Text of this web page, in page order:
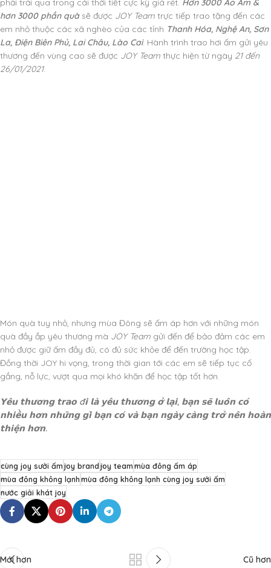
phải trải qua trong cái thời tiết cực kỳ giá rét. Hơn 3000 Áo Ấm &
hơn 3000 phần quà sẽ được JOY Team trực tiếp trao tặng đến các
em nhỏ thuộc các xã nghèo của các tỉnh Thanh Hóa, Nghệ An, Sơn
La, Điện Biên Phủ, Lai Châu, Lào Cai. Hành trình trao hơi ấm gửi yêu
thương đến vùng cao sẽ được JOY Team thực hiện từ ngày 21 đến
26/01/2021.
Món quà tuy nhỏ, nhưng mùa Đông sẽ ấm áp hơn với những món
quà đầy ắp yêu thương mà JOY Team gửi đến để bảo đảm các em
nhỏ được giữ ấm đầy đủ, có đủ sức khỏe để đến trường học tập.
Đồng thời JOY hi vọng, trong thời gian tới các em sẽ tiếp tục cố
gắng, nỗ lực, vượt qua mọi khó khăn để học tập tốt hơn.
𝗬𝗲̂𝘂 𝘁𝗵𝘂̛𝗼̛𝗻𝗴 𝘁𝗿𝗮𝗼 đ𝗶 𝗹𝗮̀ 𝘆𝗲̂𝘂 𝘁𝗵𝘂̛𝗼̛𝗻𝗴 𝗼̛̉ 𝗹𝗮̣𝗶, 𝗯𝗮̣𝗻 𝘀𝗲̃ 𝗹𝘂𝗼̂𝗻 𝗰𝗼́
𝗻𝗵𝗶𝗲̂̀𝘂 𝗵𝗼̛𝗻 𝗻𝗵𝘂̛̃𝗻𝗴 𝗴𝗶̀ 𝗯𝗮̣𝗻 𝗰𝗼́ 𝘃𝗮̀ 𝗯𝗮̣𝗻 𝗻𝗴𝗮̀𝘆 𝗰𝗮̀𝗻𝗴 𝘁𝗿𝗼̛̉ 𝗻𝗲̂𝗻 𝗵𝗼𝗮̀𝗻
𝘁𝗵𝗶𝗲̣̂𝗻 𝗵𝗼̛𝗻.
cùng joy sưởi ấmjoy brandjoy teammùa đông ấm áp
mùa đông không lạnhmùa đông không lạnh cùng joy sưởi ấm
nước giải khát joy
Mới hơn Cũ hơn